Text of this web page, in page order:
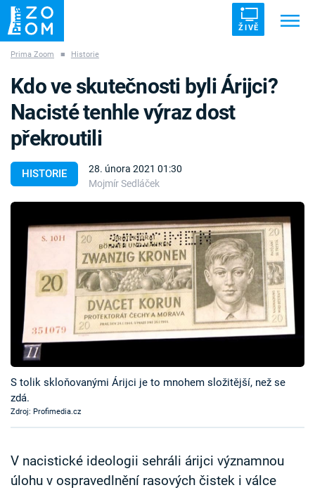
ŽIVĚ
ZÁHADY VETŘELCI DÁVNOVĚKU
Témata
Témata
Pořady
TV Program
Časopis
Sledujte prima+
Přihlášení
Sledujte nás
Prima Zoom ■ Historie
HISTORIE
28. února 2021 01:30
Mojmír Sedláček
Kdo ve skutečnosti byli Árijci?
Nacisté tenhle výraz dost
překroutili
S tolik skloňovanými Árijci je to mnohem složitější, než se
zdá.
Zdroj: Profimedia.cz
V nacistické ideologii sehráli árijci významnou
úlohu v ospravedlnění rasových čistek i válce